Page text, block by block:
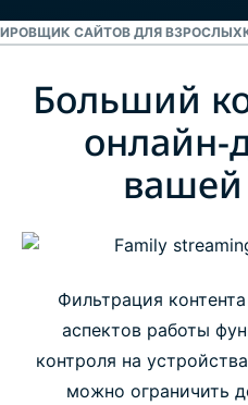
САЙТОВ ДЛЯ ВЗРОСЛЫХ
Больший контроль над
Как включить
Как работает
для взрослых
Часто задаваемые
Больший
онлайн-
Фильтрация
аспектов работы
контроля на
можно ограничить